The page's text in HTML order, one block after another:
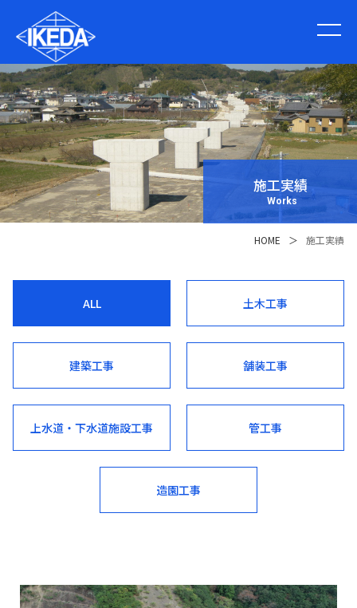
施工実績
Works
HOME ＞ 施工実績
ALL 土木工事
建築工事 舗装工事
上水道・下水道施設工事 管工事
造園工事